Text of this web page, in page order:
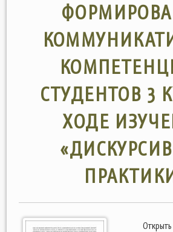
СТУДЕНТОВ 3
ХОДЕ
Открыть